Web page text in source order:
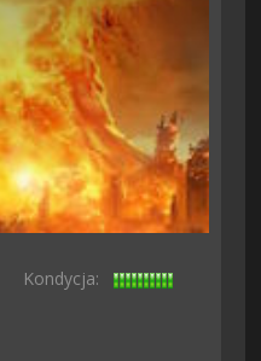
Kondycja: